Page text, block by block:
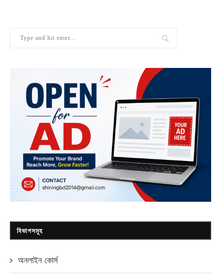
বিভাগসমূহ
অনলাইন কোর্স